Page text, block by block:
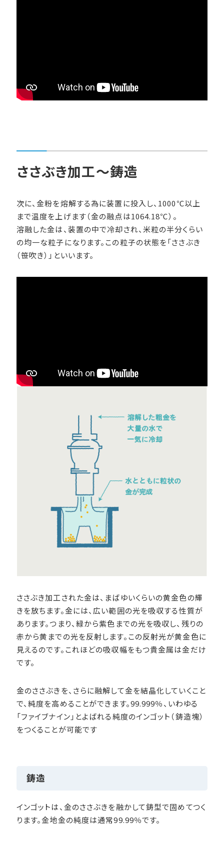
ささぶき加工～鋳造
次に、金粉を熔解する為に装置に投入し、1000℃以上
まで温度を上げます（金の融点は1064.18℃）。
溶融した金は、装置の中で冷却され、米粒の半分くらい
の均一な粒子になります。この粒子の状態を「ささぶき
（笹吹き）」といいます。
ささぶき加工された金は、まばゆいくらいの黄金色の輝
きを放ちます。金には、広い範囲の光を吸収する性質が
あります。つまり、緑から紫色までの光を吸収し、残りの
赤から黄までの光を反射します。この反射光が黄金色に
見えるのです。これほどの吸収幅をもつ貴金属は金だけ
です。
金のささぶきを、さらに融解して金を結晶化していくこと
で、純度を高めることができます。99.999％、いわゆる
「ファイブナイン」とよばれる純度のインゴット（鋳造塊）
をつくることが可能です
鋳造
インゴットは、金のささぶきを融かして鋳型で固めてつく
ります。金地金の純度は通常99.99％です。